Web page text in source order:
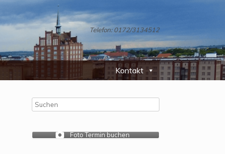
Telefon: 0172/3134512
Kontakt
Foto Termin buchen